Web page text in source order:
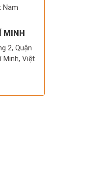
Nam
MINH
2, Quận
Minh, Việt